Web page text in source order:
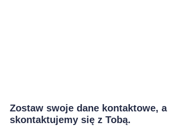
Zostaw swoje dane kontaktowe, a
skontaktujemy się z Tobą.